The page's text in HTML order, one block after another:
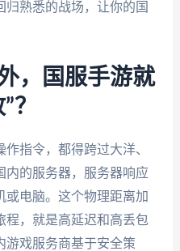
熟悉的战场，让你的国
，国服手游就
？
指令，都得跨过大洋、
内的服务器，服务器响应
或电脑。这个物理距离加
程，就是高延迟和高丢包
游戏服务商基于安全策